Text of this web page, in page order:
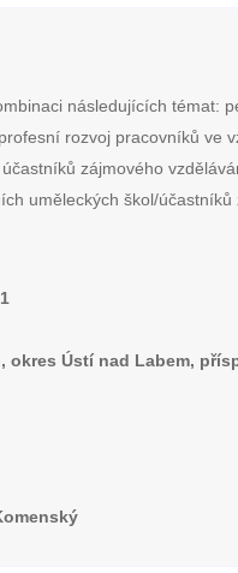
následujících témat:
rozvoj pracovníků ve
zájmového
uměleckých škol/účastníků
okres Ústí nad Labem,